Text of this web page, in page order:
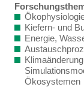
Kiefern- und
Energie,
Ökosystemen